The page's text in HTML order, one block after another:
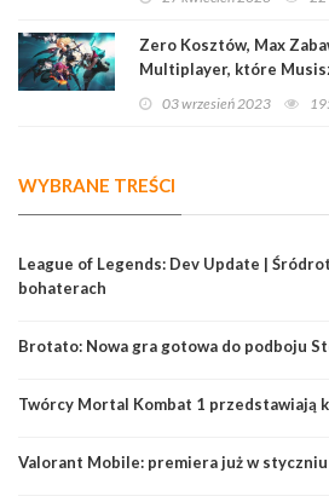
Zero Kosztów, Max
Multiplayer, które
03 wrzesień 2023
WYBRANE TREŚCI
League of Legends: Dev Update |
bohaterach
Brotato: Nowa gra gotowa do podboju
Twórcy Mortal Kombat 1 przedstawiają
Valorant Mobile: premiera już w styczniu